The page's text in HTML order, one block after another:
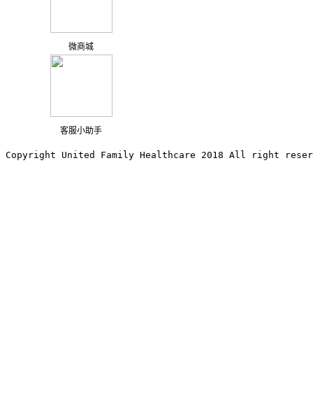
微商城
客服小助手
Copyright United Family Healthcare 2018 All right